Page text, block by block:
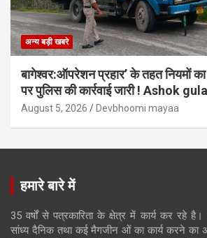
अन्य बड़ी खबरे
बागेश्वर:ऑपरेशन प्रहार’ के तहत नियमों
पर पुलिस की कार्रवाई जारी ! Ashok
August 5, 2026 Devbhoomi mayaa
हमारे बारे में
35 वर्षों से पत्रकारिता के क्षेत्र में कार्य कर रहे है।
सांध्य दैनिक तथा कई मैगजीन ओं का कार्य करने का